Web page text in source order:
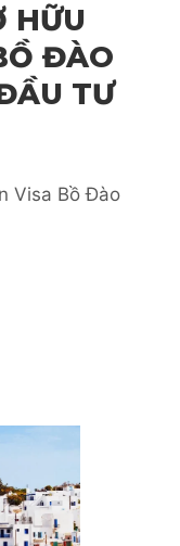
HỮU
ĐÀO
TƯ
Visa Bồ Đào